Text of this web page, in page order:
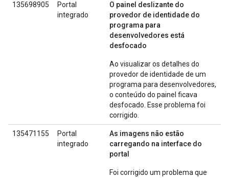
135698905
Portal
integrado
O painel deslizante do
provedor de identidade do
programa para
desenvolvedores está
desfocado
Ao visualizar os detalhes do
provedor de identidade de um
programa para desenvolvedores,
o conteúdo do painel ficava
desfocado. Esse problema foi
corrigido.
135471155
Portal
integrado
As imagens não estão
carregando na interface do
portal
Foi corrigido um problema que